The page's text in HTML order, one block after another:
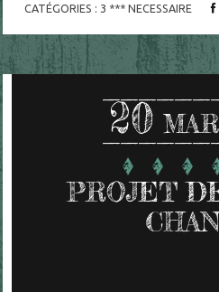
CATÉGORIES : 3 *** NECESSAIRE
20
PROJET